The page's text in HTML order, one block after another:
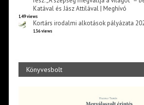
Katával és Jász Attilával | Meghívó
149 views
Kortárs irodalmi alkotások pályázata
136 views
Könyvesbolt